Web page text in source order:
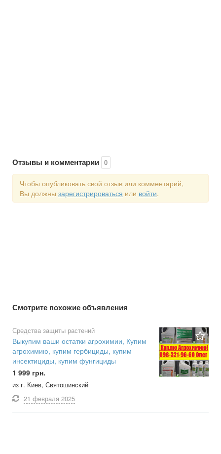
Отзывы и комментарии 0
Чтобы опубликовать свой отзыв или комментарий,
Вы должны зарегистрироваться или войти.
Смотрите похожие объявления
Средства защиты растений
Выкупим ваши остатки агрохимии, Купим
агрохимию, купим гербициды, купим
инсектициды, купим фунгициды
1 999 грн.
из г. Киев, Святошинский
21 февраля 2025